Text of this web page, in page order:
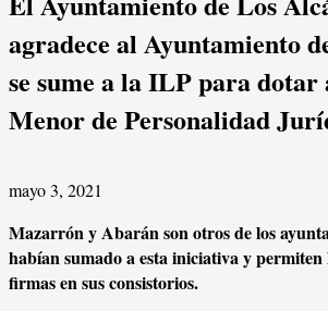
agradece al Ayuntamiento
se sume a la ILP para
Menor de Personalidad
mayo 3, 2021
Mazarrón y Abarán son otros de los
habían sumado a esta iniciativa y permiten
firmas en sus consistorios.